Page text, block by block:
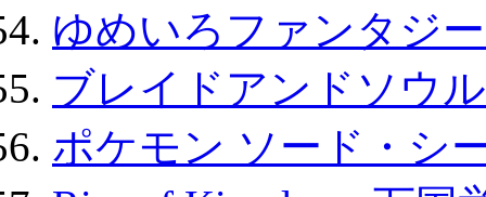
ゆめいろファンタジ
ブレイドアンドソウ
ポケモン ソード・シ